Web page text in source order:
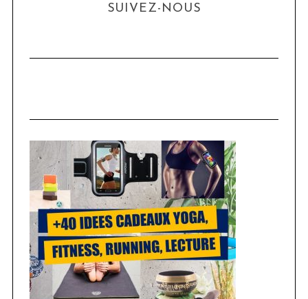
SUIVEZ-NOUS